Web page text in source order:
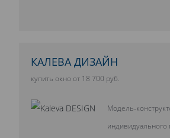
КАЛЕВА ДИЗАЙН
купить окно от 18 700 руб.
Модель-
индивидуального